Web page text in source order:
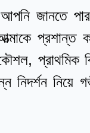
জানতে
প্রাথমিক
নিয়ে